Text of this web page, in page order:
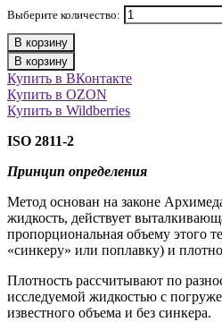
Выберите количество:
В корзину
В корзину
Купить в ВКонтакте
Купить в OZON
Купить в Wildberries
ISO 2811-2
Принцип определения
Метод основан на законе
жидкость, действует
пропорциональная объему этого
«синкеру» или поплавку) и
Плотность рассчитывают по
исследуемой жидкостью с
известного объема и без синкера.